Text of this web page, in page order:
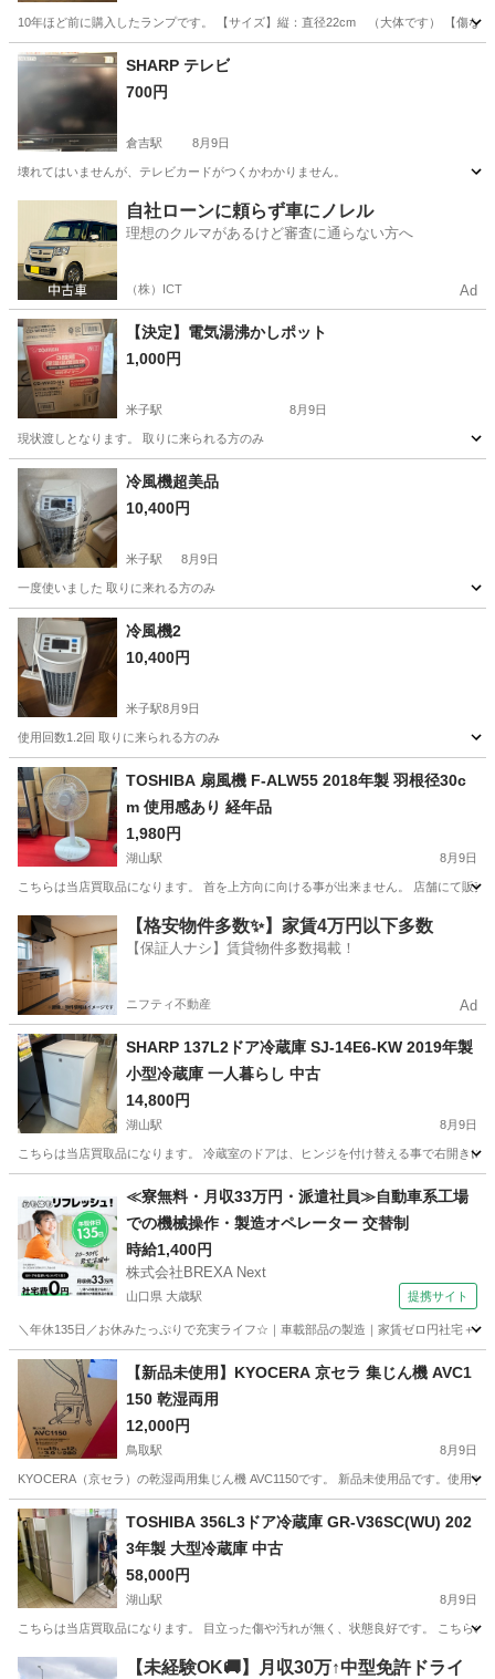
10年ほど前に購入したランプです。 【サイズ】縦：直径22cm （大体です） 【傷な
鳥取 米子市 季節、空調家電
SHARP テレビ
700円
倉吉駅 8月9日
壊れてはいませんが、テレビカードがつくかわかりません。
倉吉駅 テレビ
自社ローンに頼らず車にノレル
理想のクルマがあるけど審査に通らない方へ
（株）ICT Ad
【決定】電気湯沸かしポット
1,000円
米子駅 8月9日
現状渡しとなります。 取りに来られる方のみ
鳥取 米子市 米子駅 キッチン家電
冷風機超美品
10,400円
米子駅 8月9日
一度使いました 取りに来れる方のみ
鳥取 米子市 米子駅
冷風機2
10,400円
米子駅8月9日
使用回数1.2回 取りに来られる方のみ
鳥取 米子市 季節、空調家電
TOSHIBA 扇風機 F-ALW55 2018年製 羽根径30c
m 使用感あり 経年品
1,980円
湖山駅 8月9日
こちらは当店買取品になります。 首を上方向に向ける事が出来ません。 店舗にて販
鳥取 鳥取市 湖山駅 季節、空調家電
【格安物件多数✨】家賃4万円以下多数
【保証人ナシ】賃貸物件多数掲載！
ニフティ不動産 Ad
SHARP 137L2ドア冷蔵庫 SJ-14E6-KW 2019年製
小型冷蔵庫 一人暮らし 中古
14,800円
湖山駅 8月9日
こちらは当店買取品になります。 冷蔵室のドアは、ヒンジを付け替える事で右開き
湖山駅 キッチン家電 店頭
≪寮無料・月収33万円・派遣社員≫自動車系工場
での機械操作・製造オペレーター 交替制
時給1,400円
株式会社BREXA Next
山口県 大歳駅 提携サイト
＼年休135日／お休みたっぷりで充実ライフ☆｜車載部品の製造｜家賃ゼロ円社宅＋
山口 山口市 大歳駅 その他
【新品未使用】KYOCERA 京セラ 集じん機 AVC1
150 乾湿両用
12,000円
鳥取駅 8月9日
KYOCERA（京セラ）の乾湿両用集じん機 AVC1150です。 新品未使用品です。使用
鳥取 鳥取市 生活家電 新品
TOSHIBA 356L3ドア冷蔵庫 GR-V36SC(WU) 202
3年製 大型冷蔵庫 中古
58,000円
湖山駅 8月9日
こちらは当店買取品になります。 目立った傷や汚れが無く、状態良好です。 こちら
鳥取市 湖山駅 キッチン家電 店頭
【未経験OK🚚】月収30万↑中型免許ドライ